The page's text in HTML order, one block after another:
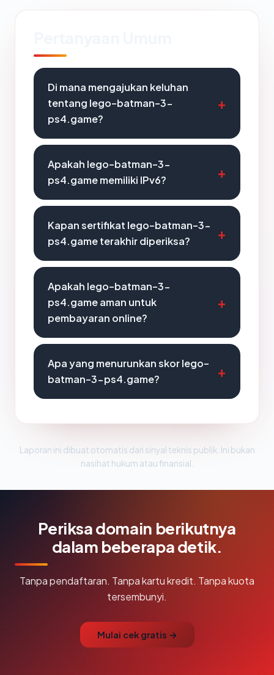
Di mana mengajukan keluhan
tentang lego-batman-3-
ps4.game?
Apakah lego-batman-3-
ps4.game memiliki IPv6?
Kapan sertifikat lego-batman-3-
ps4.game terakhir diperiksa?
Apakah lego-batman-3-
ps4.game aman untuk
pembayaran online?
Apa yang menurunkan skor lego-
batman-3-ps4.game?
Laporan ini dibuat otomatis dari sinyal teknis publik. Ini bukan
nasihat hukum atau finansial.
Periksa domain berikutnya
dalam beberapa detik.
Tanpa pendaftaran. Tanpa kartu kredit. Tanpa kuota
tersembunyi.
Mulai cek gratis →